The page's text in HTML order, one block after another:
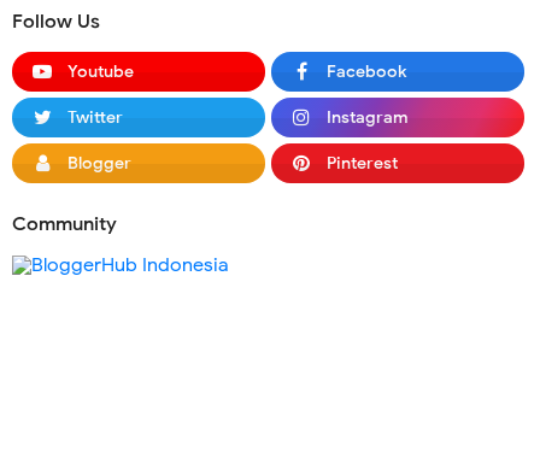
Follow Us
Youtube Facebook
Twitter Instagram
Blogger Pinterest
Community